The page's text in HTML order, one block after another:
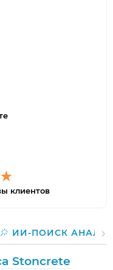
клиентов
ИИ-ПОИСК
Stoncrete